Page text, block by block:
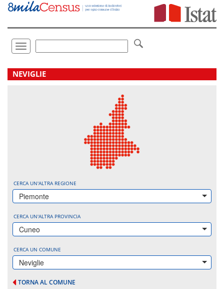
Vai
direttamente
Toggle
navigation
.
NEVIGLIE
CERCA UN'ALTRA REGIONE
Piemonte
CERCA UN'ALTRA PROVINCIA
Cuneo
CERCA UN COMUNE
Neviglie
TORNA AL COMUNE